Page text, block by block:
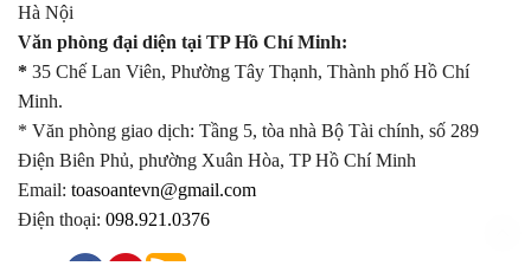
Hà Nội
Văn phòng đại diện tại TP Hồ Chí Minh:
* 35 Chế Lan Viên, Phường Tây Thạnh, Thành phố Hồ Chí
Minh.
* Văn phòng giao dịch: Tầng 5, tòa nhà Bộ Tài chính, số 289
Điện Biên Phủ, phường Xuân Hòa, TP Hồ Chí Minh
Email: toasoantevn@gmail.com
Điện thoại: 098.921.0376